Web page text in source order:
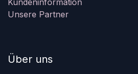
Kundeninformation
Unsere Partner
Über uns